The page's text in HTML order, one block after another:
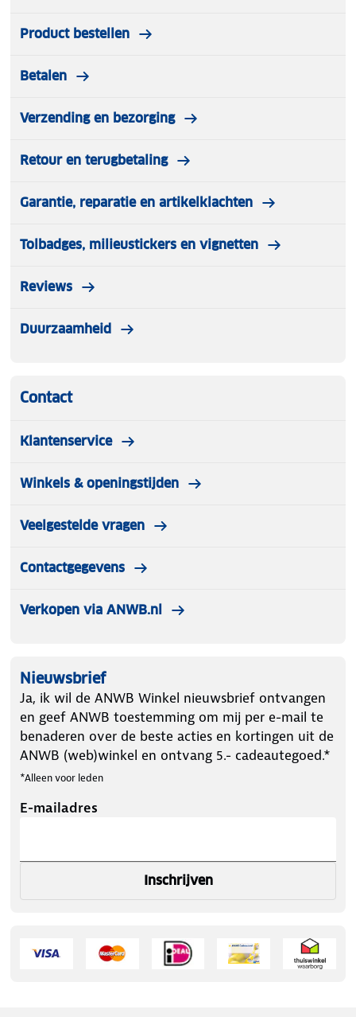
Product bestellen
Betalen
Verzending en bezorging
Retour en terugbetaling
Garantie, reparatie en artikelklachten
Tolbadges, milieustickers en vignetten
Reviews
Duurzaamheid
Contact
Klantenservice
Winkels & openingstijden
Veelgestelde vragen
Contactgegevens
Verkopen via ANWB.nl
Nieuwsbrief
Ja, ik wil de ANWB Winkel nieuwsbrief ontvangen
en geef ANWB toestemming om mij per e-mail te
benaderen over de beste acties en kortingen uit de
ANWB (web)winkel en ontvang 5.- cadeautegoed.*
*Alleen voor leden
E-mailadres
Inschrijven